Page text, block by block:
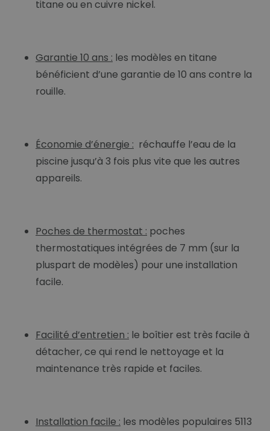
titane ou en cuivre nickel.
Garantie 10 ans : les modèles en titane
bénéficient d’une garantie de 10 ans contre la
rouille.
Économie d’énergie : réchauffe l’eau de la
piscine jusqu’à 3 fois plus vite que les autres
appareils.
Poches de thermostat : poches
thermostatiques intégrées de 7 mm (sur la
pluspart de modèles) pour une installation
facile.
Facilité d’entretien : le boîtier est très facile à
détacher, ce qui rend le nettoyage et la
maintenance très rapide et faciles.
Installation facile : les modèles populaires 5113